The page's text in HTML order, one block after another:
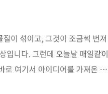
(가나다순) 교보문고 / 구글북
이 섞이고, 그것이 조금씩 번져
입니다. 그런데 오늘날 매일같이
로 여기서 아이디어를 가져온 확
어떻게 관련이 있는 것일까